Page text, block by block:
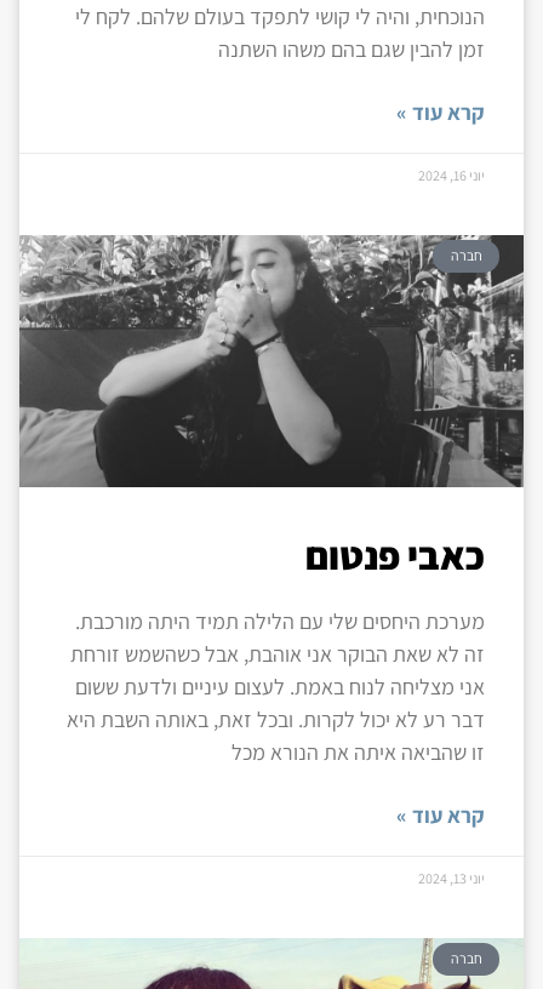
הנוכחית, והיה לי קושי לתפקד בעולם שלהם. לקח לי
זמן להבין שגם בהם משהו השתנה
קרא עוד »
יוני 16, 2024
חברה
כאבי פנטום
מערכת היחסים שלי עם הלילה תמיד היתה מורכבת.
זה לא שאת הבוקר אני אוהבת, אבל כשהשמש זורחת
אני מצליחה לנוח באמת. לעצום עיניים ולדעת ששום
דבר רע לא יכול לקרות. ובכל זאת, באותה השבת היא
זו שהביאה איתה את הנורא מכל
קרא עוד »
יוני 13, 2024
חברה